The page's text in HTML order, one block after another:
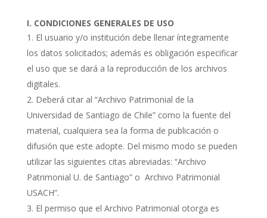
I. CONDICIONES GENERALES DE USO
El usuario y/o institución debe llenar íntegramente
los datos solicitados; además es obligación especificar
el uso que se dará a la reproducción de los archivos
digitales.
Deberá citar al “Archivo Patrimonial de la
Universidad de Santiago de Chile” como la fuente del
material, cualquiera sea la forma de publicación o
difusión que este adopte. Del mismo modo se pueden
utilizar las siguientes citas abreviadas: “Archivo
Patrimonial U. de Santiago” o Archivo Patrimonial
USACH”.
El permiso que el Archivo Patrimonial otorga es